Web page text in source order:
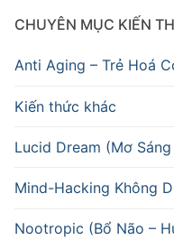
CHUYÊN MỤC KIẾN
Anti Aging – Trẻ Hoá
Kiến thức khác
Lucid Dream (Mơ
Mind-Hacking Không
Nootropic (Bổ Não –